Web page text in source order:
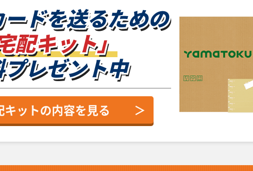
ドを送るための
配キット」
レゼント中
キットの内容を見る ＞